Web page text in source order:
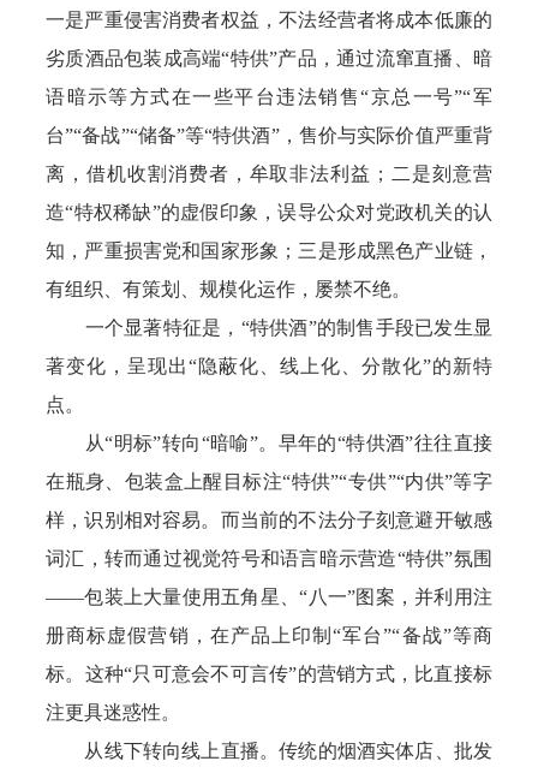
一是严重侵害消费者权益，不法经营者将成本低廉的
劣质酒品包装成高端“特供”产品，通过流窜直播、暗
语暗示等方式在一些平台违法销售“京总一号”“军
台”“备战”“储备”等“特供酒”，售价与实际价值严重背
离，借机收割消费者，牟取非法利益；二是刻意营
造“特权稀缺”的虚假印象，误导公众对党政机关的认
知，严重损害党和国家形象；三是形成黑色产业链，
有组织、有策划、规模化运作，屡禁不绝。
一个显著特征是，“特供酒”的制售手段已发生显
著变化，呈现出“隐蔽化、线上化、分散化”的新特
点。
从“明标”转向“暗喻”。早年的“特供酒”往往直接
在瓶身、包装盒上醒目标注“特供”“专供”“内供”等字
样，识别相对容易。而当前的不法分子刻意避开敏感
词汇，转而通过视觉符号和语言暗示营造“特供”氛围
——包装上大量使用五角星、“八一”图案，并利用注
册商标虚假营销，在产品上印制“军台”“备战”等商
标。这种“只可意会不可言传”的营销方式，比直接标
注更具迷惑性。
从线下转向线上直播。传统的烟酒实体店、批发